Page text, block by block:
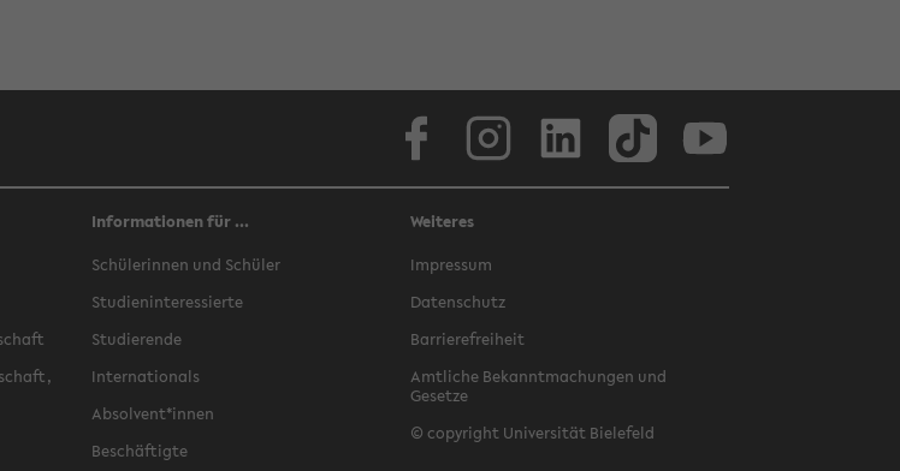
Informationen für ...
Schülerinnen und Schüler
Studieninteressierte
Studierende
Internationals
Absolvent*innen
Beschäftigte
Weiteres
Impressum
Datenschutz
Barrierefreiheit
Amtliche Bekanntmachungen und
Gesetze
© copyright Universität Bielefeld